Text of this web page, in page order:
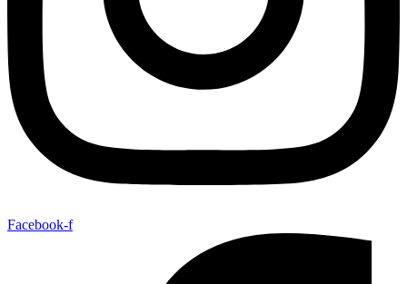
Facebook-f